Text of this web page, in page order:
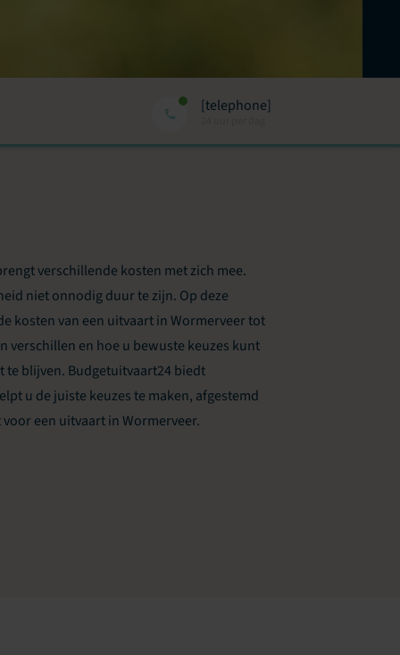
[telephone]
verschillende kosten met zich mee.
niet onnodig duur te zijn. Op deze
kosten van een uitvaart in Wormerveer tot
verschillen en hoe u bewuste keuzes kunt
te blijven. Budgetuitvaart24 biedt
u de juiste keuzes te maken, afgestemd
een uitvaart in Wormerveer.